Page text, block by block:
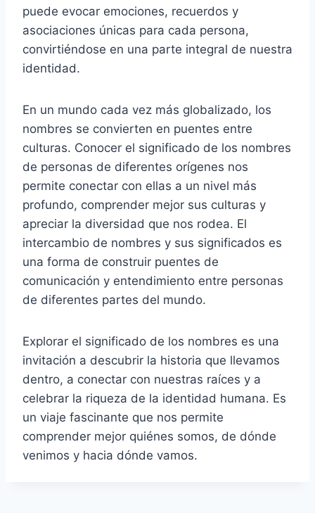
puede evocar emociones, recuerdos y
asociaciones únicas para cada persona,
convirtiéndose en una parte integral de nuestra
identidad.
En un mundo cada vez más globalizado, los
nombres se convierten en puentes entre
culturas. Conocer el significado de los nombres
de personas de diferentes orígenes nos
permite conectar con ellas a un nivel más
profundo, comprender mejor sus culturas y
apreciar la diversidad que nos rodea. El
intercambio de nombres y sus significados es
una forma de construir puentes de
comunicación y entendimiento entre personas
de diferentes partes del mundo.
Explorar el significado de los nombres es una
invitación a descubrir la historia que llevamos
dentro, a conectar con nuestras raíces y a
celebrar la riqueza de la identidad humana. Es
un viaje fascinante que nos permite
comprender mejor quiénes somos, de dónde
venimos y hacia dónde vamos.